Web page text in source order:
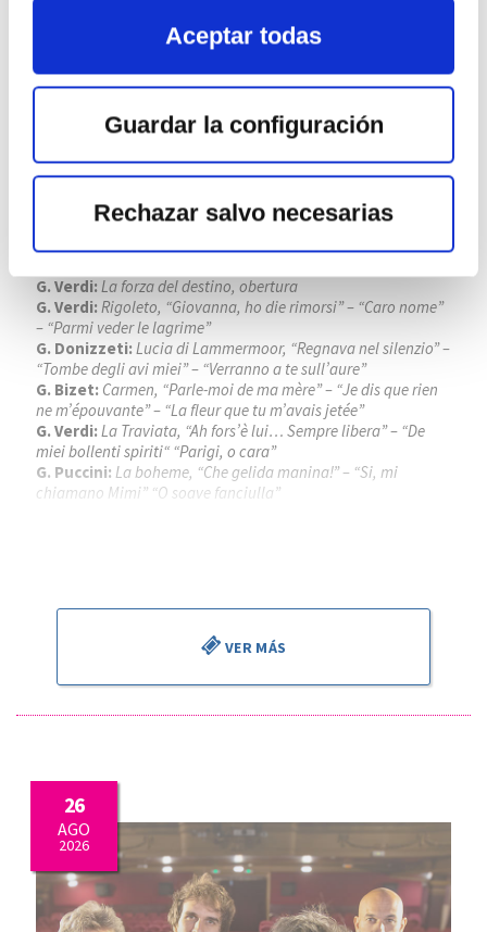
Aceptar todas
Guardar la configuración
Rechazar salvo necesarias
SANTANDER
Lugar:Palacio de Festivales de Cantabria
G. Verdi: La forza del destino, obertura
G. Verdi:Rigoleto, “Giovanna, ho die rimorsi” – “Caro nome”
– “Parmi veder le lagrime”
G. Donizzeti:Lucia di Lammermoor, “Regnava nel silenzio” –
“Tombe degli avi miei” – “Verranno a te sull’aure”
G. Bizet: Carmen, “Parle-moi de ma mère” – “Je dis que rien
ne m’épouvante” – “La fleur que tu m’avais jetée”
G. Verdi:La Traviata, “Ah fors’è lui… Sempre libera” – “De
miei bollenti spiriti“ “Parigi, o cara”
G. Puccini: La boheme, “Che gelida manina!” – “Si, mi
chiamano Mimi” “O soave fanciulla”
VER MÁS
26
AGO
2026